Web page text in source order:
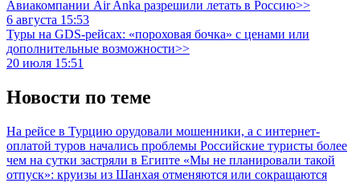
Авиакомпании Air Anka разрешили летать в Россию>>
6 августа 15:53
Туры на GDS-рейсах: «пороховая бочка» с ценами или
дополнительные возможности>>
20 июля 15:51
Новости по теме
На рейсе в Турцию орудовали мошенники, а с интернет-
оплатой туров начались проблемы Российские туристы более
чем на сутки застряли в Египте «Мы не планировали такой
отпуск»: круизы из Шанхая отменяются или сокращаются